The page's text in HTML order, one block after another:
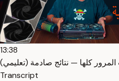
13:38
كلها — نتائج صادمة (تعليمي) —
Transcript